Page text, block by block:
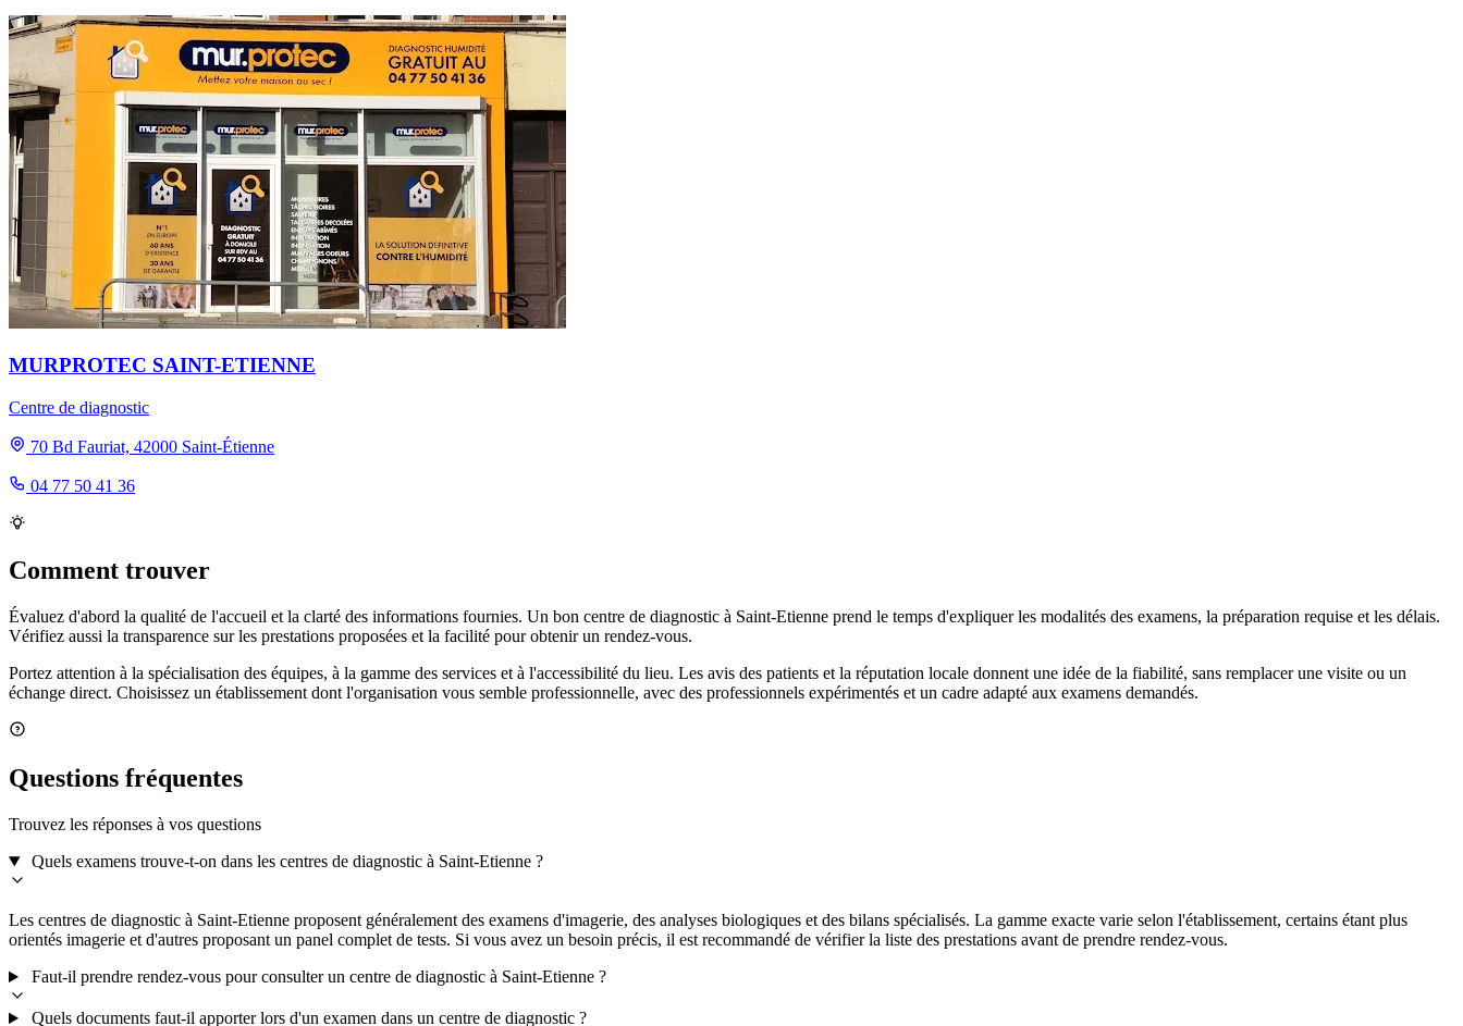
MURPROTEC SAINT-ETIENNE
Centre de diagnostic
70 Bd Fauriat, 42000 Saint-Étienne
04 77 50 41 36
Comment trouver
Évaluez d'abord la qualité de l'accueil et la clarté des informations fournies. Un bon centre de diagnostic à Saint-Etienne prend le temps d'expliquer les modalités des examens, la préparation requise et les délais.
Vérifiez aussi la transparence sur les prestations proposées et la facilité pour obtenir un rendez-vous.
Portez attention à la spécialisation des équipes, à la gamme des services et à l'accessibilité du lieu. Les avis des patients et la réputation locale donnent une idée de la fiabilité, sans remplacer une visite ou un
échange direct. Choisissez un établissement dont l'organisation vous semble professionnelle, avec des professionnels expérimentés et un cadre adapté aux examens demandés.
Questions fréquentes
Trouvez les réponses à vos questions
Quels examens trouve-t-on dans les centres de diagnostic à Saint-Etienne ?
Les centres de diagnostic à Saint-Etienne proposent généralement des examens d'imagerie, des analyses biologiques et des bilans spécialisés. La gamme exacte varie selon l'établissement, certains étant plus
orientés imagerie et d'autres proposant un panel complet de tests. Si vous avez un besoin précis, il est recommandé de vérifier la liste des prestations avant de prendre rendez-vous.
Faut-il prendre rendez-vous pour consulter un centre de diagnostic à Saint-Etienne ?
Quels documents faut-il apporter lors d'un examen dans un centre de diagnostic ?